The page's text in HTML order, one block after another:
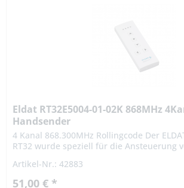
Eldat RT32E5004-01-02K 868MHz
Handsender
4 Kanal 868.300MHz Rollingcode Der
RT32 wurde speziell für die Ansteuerung
entsprechenden...
Artikel-Nr.: 42883
51,00 € *